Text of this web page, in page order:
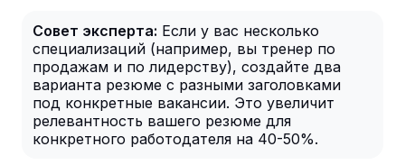
Совет эксперта: Если у вас несколько
специализаций (например, вы тренер по
продажам и по лидерству), создайте два
варианта резюме с разными заголовками
под конкретные вакансии. Это увеличит
релевантность вашего резюме для
конкретного работодателя на 40-50%.